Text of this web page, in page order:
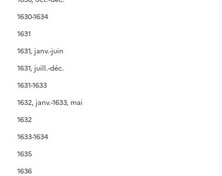
1630-1634
1631
1631, janv.-juin
1631, juill.-déc.
1631-1633
1632, janv.-1633, mai
1632
1633-1634
1635
1636